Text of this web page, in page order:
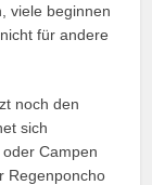
viele beginnen
für andere
noch den
sich
Campen
Regenponcho